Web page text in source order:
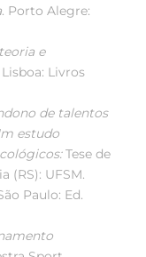
. Porto Alegre:
e
Lisboa: Livros
de talentos
estudo
Tese de
(RS): UFSM.
Paulo: Ed.